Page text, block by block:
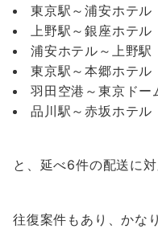
東京駅～浦安ホテル
上野駅～銀座ホテル
浦安ホテル～上野駅
東京駅～本郷ホテル
羽田空港～東京ドー
品川駅～赤坂ホテル
と、延べ6件の配送に対
往復案件もあり、かな